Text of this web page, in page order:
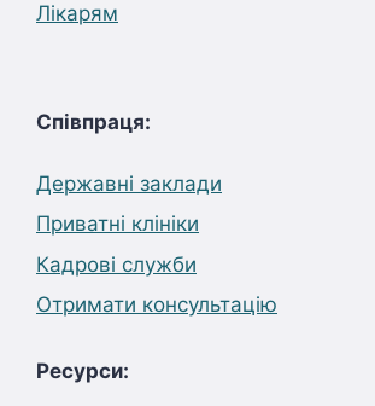
Лікарям
Співпраця:
Державні заклади
Приватні клініки
Кадрові служби
Отримати консультацію
Ресурси: